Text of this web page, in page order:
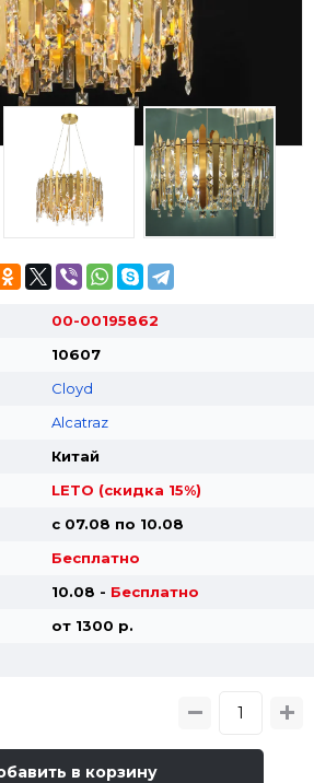
00-00195862
10607
Cloyd
Alcatraz
Китай
LETO (скидка 15%)
с 07.08 по 10.08
Бесплатно
10.08 - Бесплатно
от 1300 p.
в корзину